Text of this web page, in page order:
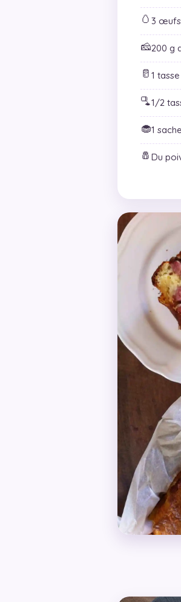
🥚 3 œufs
🧀200 g
🥛 1
🫗1/2
🧁1
🧂 Du